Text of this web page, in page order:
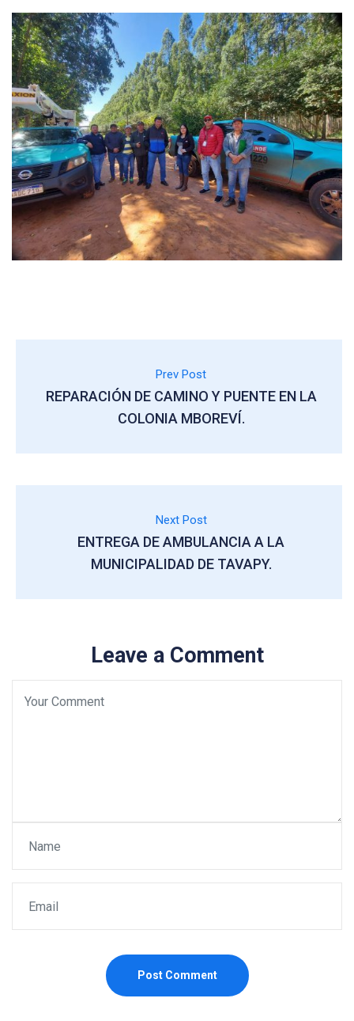
Prev Post
REPARACIÓN DE CAMINO Y PUENTE EN LA
COLONIA MBOREVÍ.
Next Post
ENTREGA DE AMBULANCIA A LA
MUNICIPALIDAD DE TAVAPY.
Leave a Comment
Post Comment